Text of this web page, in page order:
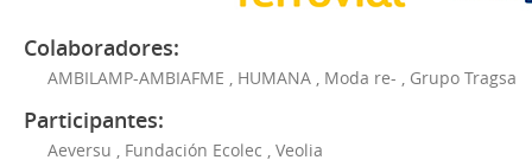
Colaboradores:
AMBILAMP-AMBIAFME , HUMANA , Moda re- , Grupo Tragsa
Participantes:
Aeversu , Fundación Ecolec , Veolia